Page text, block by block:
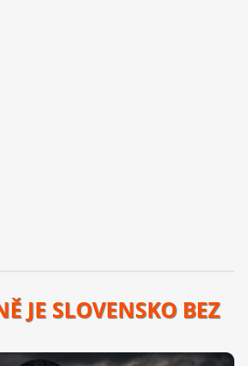
JE SLOVENSKO BEZ